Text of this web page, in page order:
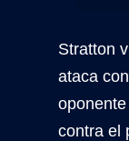
Stratton
ataca
contra el